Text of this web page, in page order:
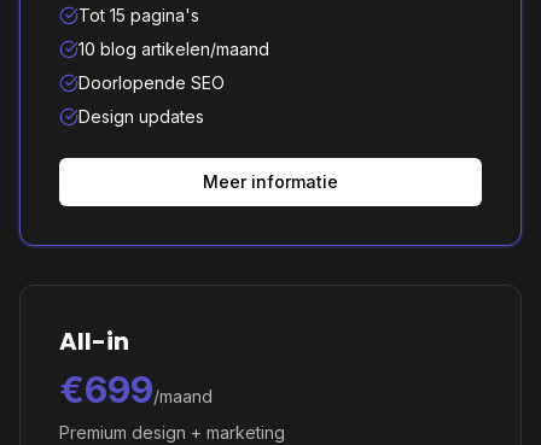
Tot 15 pagina's
10 blog artikelen/maand
Doorlopende SEO
Design updates
Meer informatie
All-in
€699/maand
Premium design + marketing